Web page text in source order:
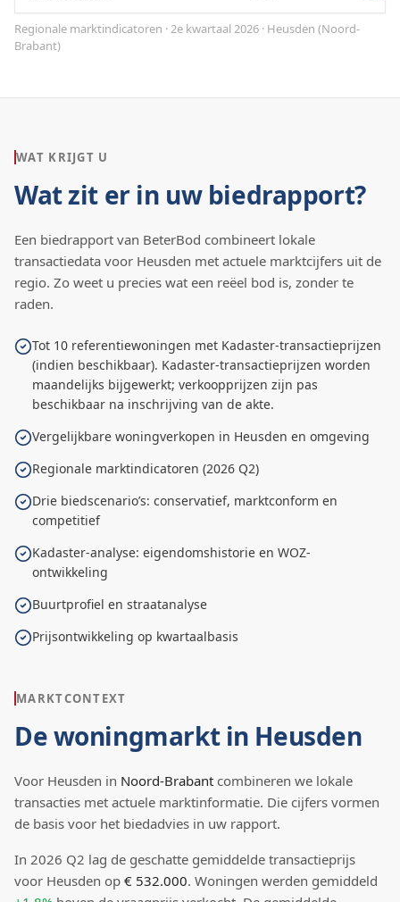
Regionale marktindicatoren · 2e kwartaal 2026 · Heusden (Noord-
Brabant)
WAT KRIJGT U
Wat zit er in uw biedrapport?
Een biedrapport van BeterBod combineert lokale
transactiedata voor Heusden met actuele marktcijfers uit de
regio. Zo weet u precies wat een reëel bod is, zonder te
raden.
Tot 10 referentiewoningen met Kadaster-transactieprijzen
(indien beschikbaar). Kadaster-transactieprijzen worden
maandelijks bijgewerkt; verkoopprijzen zijn pas
beschikbaar na inschrijving van de akte.
Vergelijkbare woningverkopen in Heusden en omgeving
Regionale marktindicatoren (2026 Q2)
Drie biedscenario’s: conservatief, marktconform en
competitief
Kadaster-analyse: eigendomshistorie en WOZ-
ontwikkeling
Buurtprofiel en straatanalyse
Prijsontwikkeling op kwartaalbasis
MARKTCONTEXT
De woningmarkt in Heusden
Voor Heusden in Noord-Brabant combineren we lokale
transacties met actuele marktinformatie. Die cijfers vormen
de basis voor het biedadvies in uw rapport.
In 2026 Q2 lag de geschatte gemiddelde transactieprijs
voor Heusden op € 532.000. Woningen werden gemiddeld